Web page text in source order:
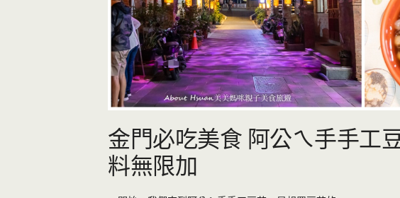
金門必吃美食 阿公ㄟ手手工
料無限加